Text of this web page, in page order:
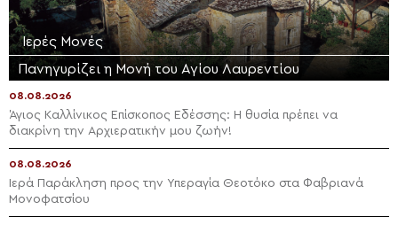
Ιερές Μονές
Πανηγυρίζει η Μονή του Αγίου Λαυρεντίου
08.08.2026
Άγιος Καλλίνικος Επίσκοπος Εδέσσης: Η θυσία πρέπει να
διακρίνη την Αρχιερατικήν μου ζωήν!
08.08.2026
Ιερά Παράκληση προς την Υπεραγία Θεοτόκο στα Φαβριανά
Μονοφατσίου